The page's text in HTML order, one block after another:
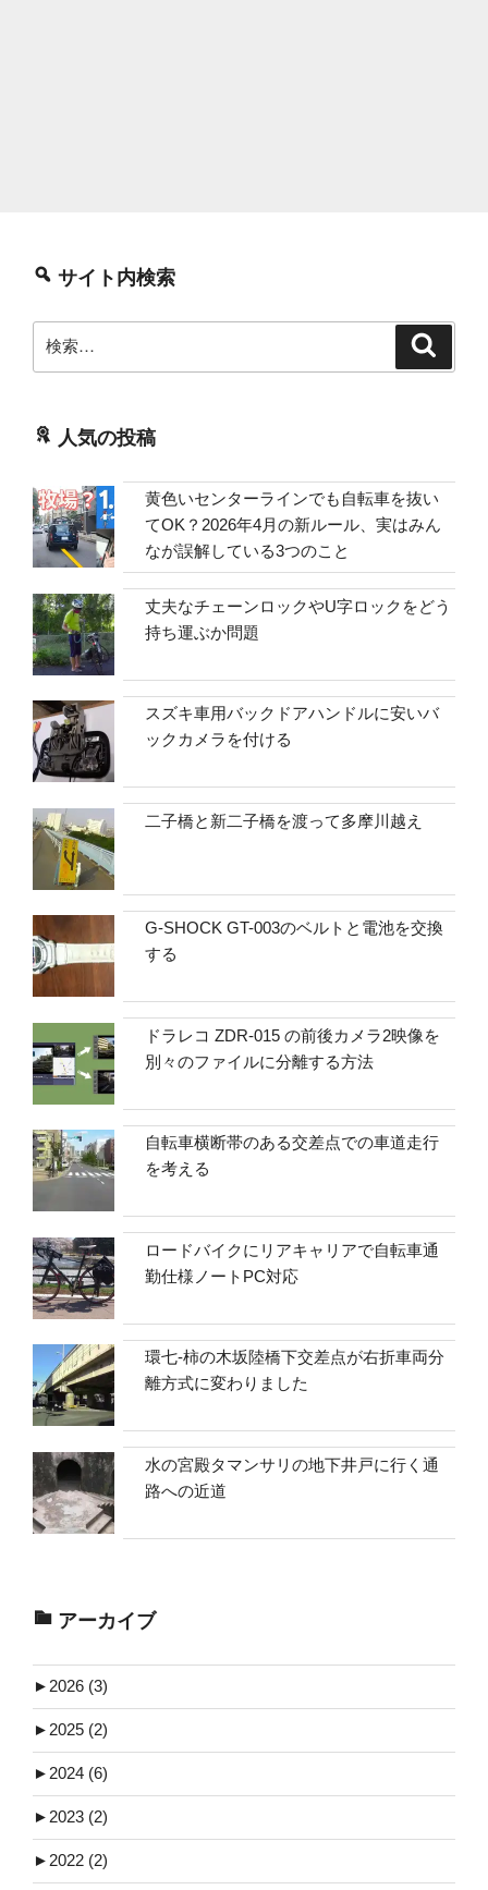
サイト内検索
索:
人気の投稿
黄色いセンターラインでも自転車を抜い
てOK？2026年4月の新ルール、実はみん
なが誤解している3つのこと
丈夫なチェーンロックやU字ロックをどう
持ち運ぶか問題
スズキ車用バックドアハンドルに安いバ
ックカメラを付ける
二子橋と新二子橋を渡って多摩川越え
G-SHOCK GT-003のベルトと電池を交換
する
ドラレコ ZDR-015 の前後カメラ2映像を
別々のファイルに分離する方法
自転車横断帯のある交差点での車道走行
を考える
ロードバイクにリアキャリアで自転車通
勤仕様ノートPC対応
環七-柿の木坂陸橋下交差点が右折車両分
離方式に変わりました
水の宮殿タマンサリの地下井戸に行く通
路への近道
アーカイブ
► 2026 (3)
► 2025 (2)
► 2024 (6)
► 2023 (2)
► 2022 (2)